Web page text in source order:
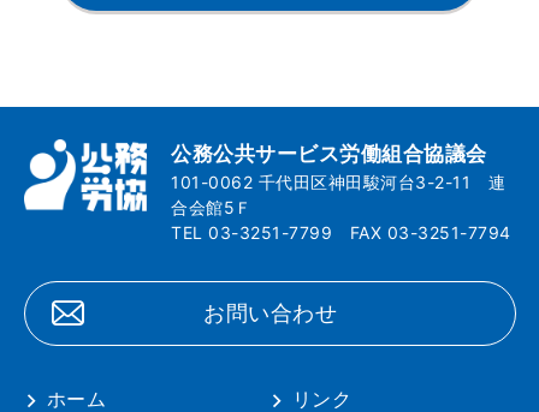
公務公共サービス労働組合協議会
101-0062 千代田区神田駿河台3-2-11 連
合会館5Ｆ
TEL 03-3251-7799 FAX 03-3251-7794
お問い合わせ
ホーム リンク